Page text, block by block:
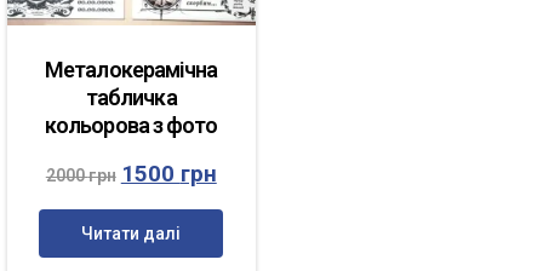
Металокерамічна
табличка
кольорова з фото
2000грн 1500 грн
Читати далі